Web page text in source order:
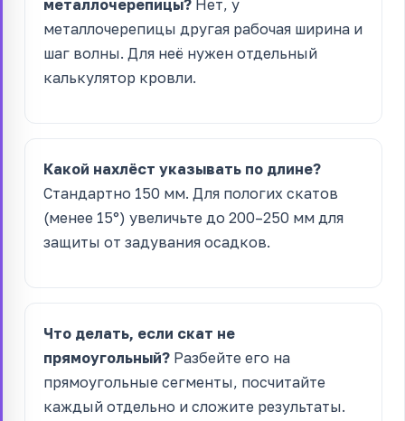
металлочерепицы? Нет, у
металлочерепицы другая рабочая ширина и
шаг волны. Для неё нужен отдельный
калькулятор кровли.
Какой нахлёст указывать по длине?
Стандартно 150 мм. Для пологих скатов
(менее 15°) увеличьте до 200–250 мм для
защиты от задувания осадков.
Что делать, если скат не
прямоугольный? Разбейте его на
прямоугольные сегменты, посчитайте
каждый отдельно и сложите результаты.